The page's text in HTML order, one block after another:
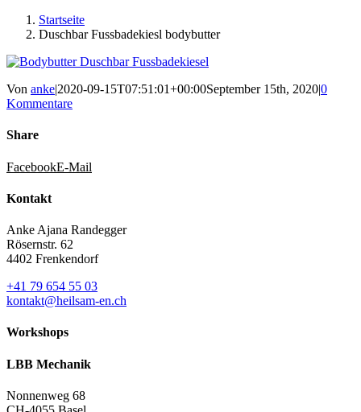
Startseite
Duschbar Fussbadekiesl bodybutter
Von anke|2020-09-15T07:51:01+00:00September 15th, 2020|0
Kommentare
Share
FacebookE-Mail
Kontakt
Anke Ajana Randegger
Rösernstr. 62
4402 Frenkendorf
+41 79 654 55 03
kontakt@heilsam-en.ch
Workshops
LBB Mechanik
Nonnenweg 68